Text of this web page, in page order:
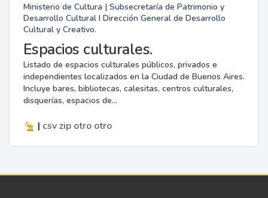
Ministerio de Cultura | Subsecretaría de Patrimonio y
Desarrollo Cultural I Dirección General de Desarrollo
Cultural y Creativo.
Espacios culturales.
Listado de espacios culturales públicos, privados e
independientes localizados en la Ciudad de Buenos Aires.
Incluye bares, bibliotecas, calesitas, centros culturales,
disquerías, espacios de...
| csv zip otro otro